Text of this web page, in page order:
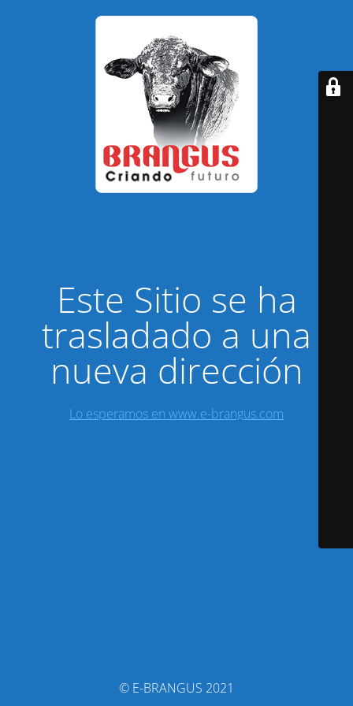
Este Sitio se ha
trasladado a una
nueva dirección
Lo esperamos en www.e-brangus.com
© E-BRANGUS 2021